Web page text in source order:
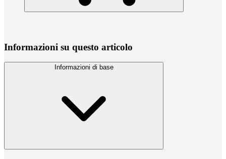
Informazioni su questo articolo
Informazioni di base